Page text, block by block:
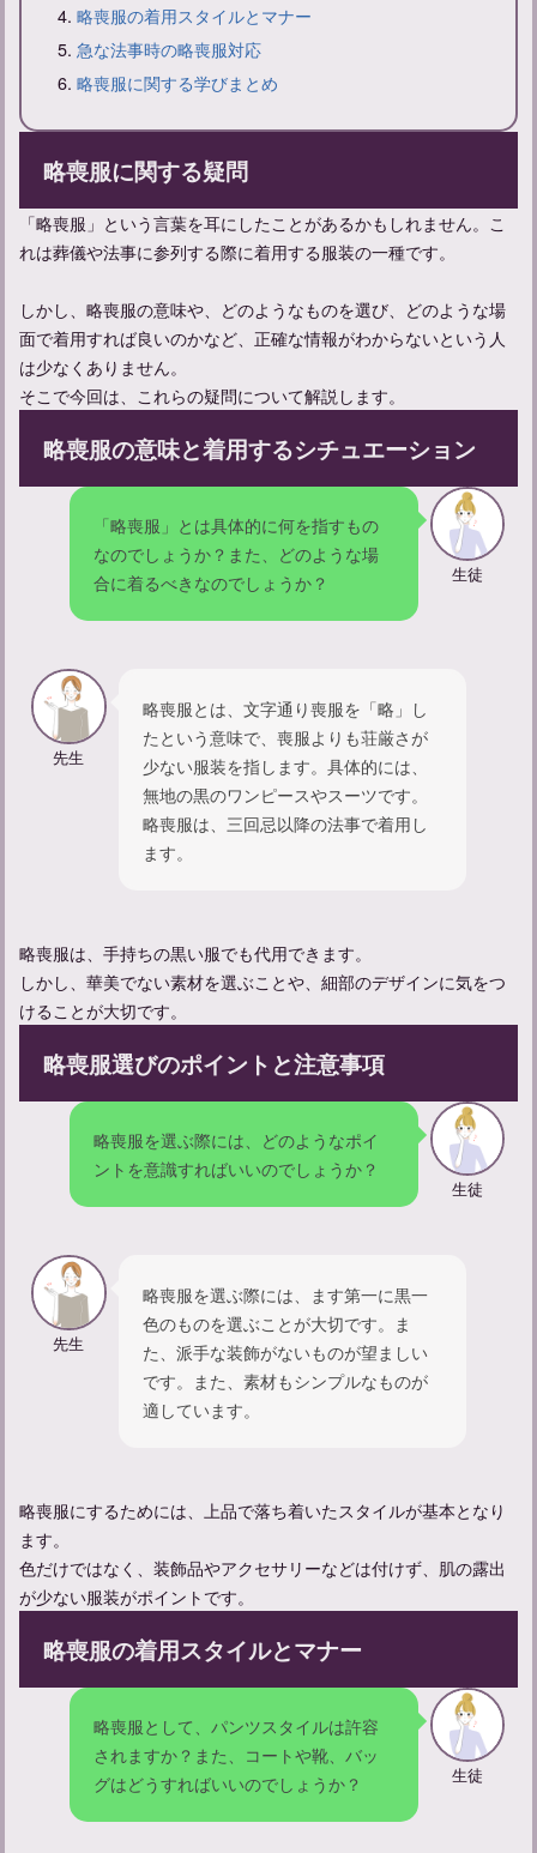
【一周忌の挨拶】会食前に話す内容と例文、マナーをご紹介
一周忌の挨拶をスムーズに：簡単例文集とマナーについて
参列する際のマナー：葬儀に適した服装や持ち物について解説
略喪服の着用スタイルとマナー
急な法事時の略喪服対応
略喪服に関する学びまとめ
略喪服に関する疑問
「略喪服」という言葉を耳にしたことがあるかもしれません。こ
れは葬儀や法事に参列する際に着用する服装の一種です。
しかし、略喪服の意味や、どのようなものを選び、どのような場
面で着用すれば良いのかなど、正確な情報がわからないという人
は少なくありません。
そこで今回は、これらの疑問について解説します。
略喪服の意味と着用するシチュエーション
「略喪服」とは具体的に何を指すもの
なのでしょうか？また、どのような場
合に着るべきなのでしょうか？
生徒
先生
略喪服とは、文字通り喪服を「略」し
たという意味で、喪服よりも荘厳さが
少ない服装を指します。具体的には、
無地の黒のワンピースやスーツです。
略喪服は、三回忌以降の法事で着用し
ます。
略喪服は、手持ちの黒い服でも代用できます。
しかし、華美でない素材を選ぶことや、細部のデザインに気をつ
けることが大切です。
略喪服選びのポイントと注意事項
略喪服を選ぶ際には、どのようなポイ
ントを意識すればいいのでしょうか？
生徒
先生
略喪服を選ぶ際には、ます第一に黒一
色のものを選ぶことが大切です。ま
た、派手な装飾がないものが望ましい
です。また、素材もシンプルなものが
適しています。
略喪服にするためには、上品で落ち着いたスタイルが基本となり
ます。
色だけではなく、装飾品やアクセサリーなどは付けず、肌の露出
が少ない服装がポイントです。
略喪服の着用スタイルとマナー
略喪服として、パンツスタイルは許容
されますか？また、コートや靴、バッ
グはどうすればいいのでしょうか？
生徒